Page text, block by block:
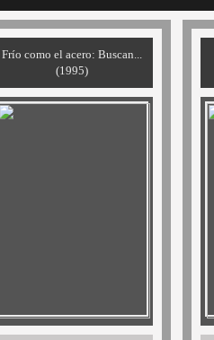
Frío como el acero: Buscan...
(1995)